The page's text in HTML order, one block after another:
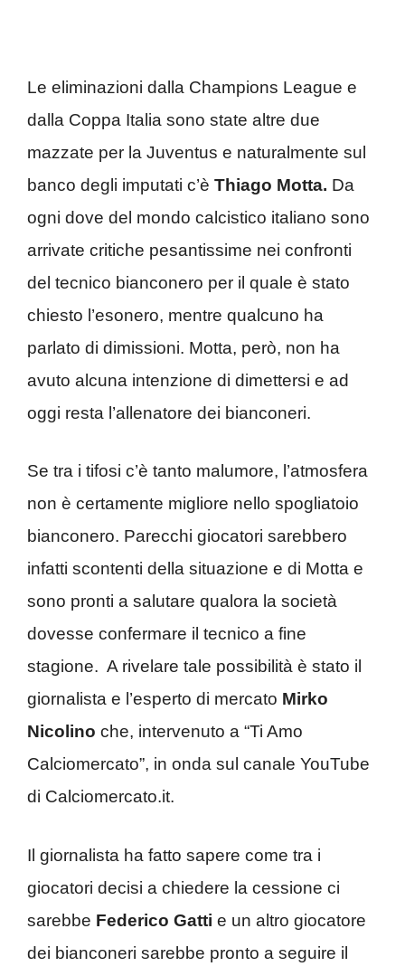
Le eliminazioni dalla Champions League e
dalla Coppa Italia sono state altre due
mazzate per la Juventus e naturalmente sul
banco degli imputati c’è Thiago Motta. Da
ogni dove del mondo calcistico italiano sono
arrivate critiche pesantissime nei confronti
del tecnico bianconero per il quale è stato
chiesto l’esonero, mentre qualcuno ha
parlato di dimissioni. Motta, però, non ha
avuto alcuna intenzione di dimettersi e ad
oggi resta l’allenatore dei bianconeri.
Se tra i tifosi c’è tanto malumore, l’atmosfera
non è certamente migliore nello spogliatoio
bianconero. Parecchi giocatori sarebbero
infatti scontenti della situazione e di Motta e
sono pronti a salutare qualora la società
dovesse confermare il tecnico a fine
stagione. A rivelare tale possibilità è stato il
giornalista e l’esperto di mercato Mirko
Nicolino che, intervenuto a “Ti Amo
Calciomercato”, in onda sul canale YouTube
di Calciomercato.it.
Il giornalista ha fatto sapere come tra i
giocatori decisi a chiedere la cessione ci
sarebbe Federico Gatti e un altro giocatore
dei bianconeri sarebbe pronto a seguire il